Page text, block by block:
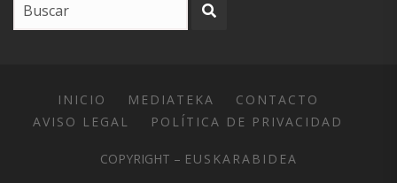
INICIO MEDIATEKA
CONTACTO
AVISO LEGAL
POLÍTICA DE PRIVACIDAD
COPYRIGHT – EUSKARABIDEA